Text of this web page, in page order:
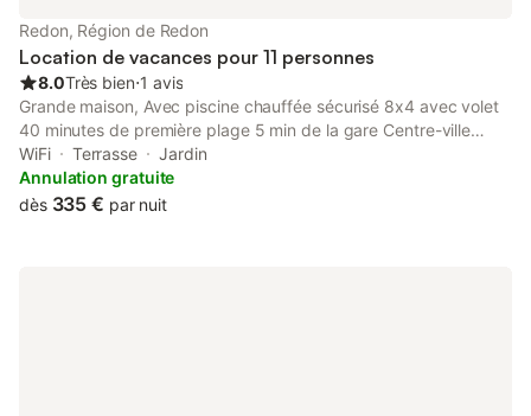
Redon, Région de Redon
Location de vacances pour 11 personnes
8.0Très bien⋅1 avis
Grande maison, Avec piscine chauffée sécurisé 8x4 avec volet
40 minutes de première plage 5 min de la gare Centre-ville
Grande terrasse et jardin Nombreuses activités à proximité
Maison complètement équipée appartement privatif en rdc
avec 3 couchages supplémentaires
WiFi Terrasse
Jardin
Annulation gratuite
dès 335 € par nuit